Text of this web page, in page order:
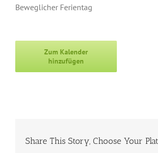
Beweglicher Ferientag
Zum Kalender
hinzufügen
Share This Story, Choose Your